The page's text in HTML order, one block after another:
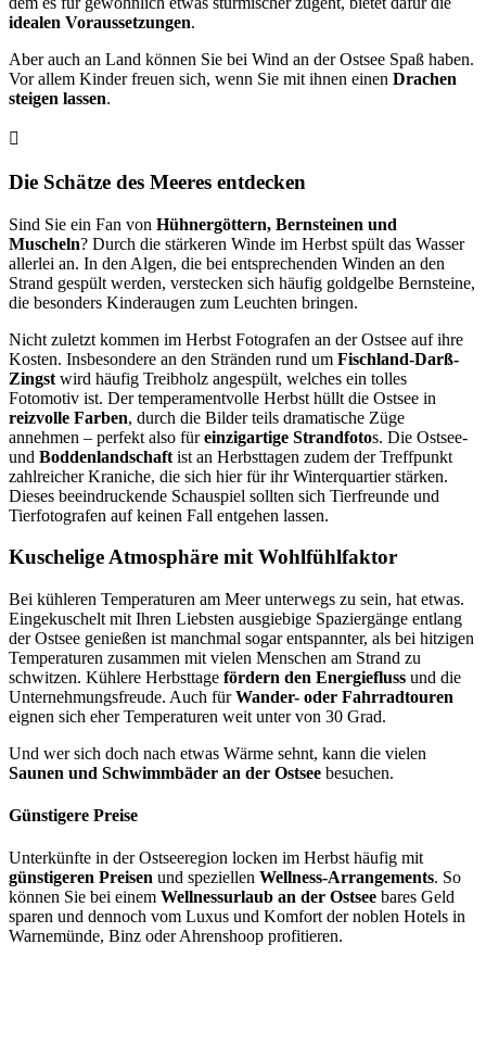
idealen Voraussetzungen.
Aber auch an Land können Sie bei Wind an der Ostsee Spaß haben.
Vor allem Kinder freuen sich, wenn Sie mit ihnen einen Drachen
steigen lassen.
Die Schätze des Meeres entdecken
Sind Sie ein Fan von Hühnergöttern, Bernsteinen und
Muscheln? Durch die stärkeren Winde im Herbst spült das Wasser
allerlei an. In den Algen, die bei entsprechenden Winden an den
Strand gespült werden, verstecken sich häufig goldgelbe Bernsteine,
die besonders Kinderaugen zum Leuchten bringen.
Nicht zuletzt kommen im Herbst Fotografen an der Ostsee auf ihre
Kosten. Insbesondere an den Stränden rund um Fischland-Darß-
Zingst wird häufig Treibholz angespült, welches ein tolles
Fotomotiv ist. Der temperamentvolle Herbst hüllt die Ostsee in
reizvolle Farben, durch die Bilder teils dramatische Züge
annehmen – perfekt also füreinzigartige Strandfotos. Die Ostsee-
und Boddenlandschaft ist an Herbsttagen zudem der Treffpunkt
zahlreicher Kraniche, die sich hier für ihr Winterquartier stärken.
Dieses beeindruckende Schauspiel sollten sich Tierfreunde und
Tierfotografen auf keinen Fall entgehen lassen.
Kuschelige Atmosphäre mit Wohlfühlfaktor
Bei kühleren Temperaturen am Meer unterwegs zu sein, hat etwas.
Eingekuschelt mit Ihren Liebsten ausgiebige Spaziergänge entlang
der Ostsee genießen ist manchmal sogar entspannter, als bei hitzigen
Temperaturen zusammen mit vielen Menschen am Strand zu
schwitzen. Kühlere Herbsttage fördern den Energiefluss und die
Unternehmungsfreude. Auch fürWander- oder Fahrradtouren
eignen sich eher Temperaturen weit unter von 30 Grad.
Und wer sich doch nach etwas Wärme sehnt, kann die vielen
Saunen und Schwimmbäder an der Ostsee besuchen.
Günstigere Preise
Unterkünfte in der Ostseeregion locken im Herbst häufig mit
günstigeren Preisen und speziellen Wellness-Arrangements. So
können Sie bei einem Wellnessurlaub an der Ostsee bares Geld
sparen und dennoch vom Luxus und Komfort der noblen Hotels in
Warnemünde, Binz oder Ahrenshoop profitieren.